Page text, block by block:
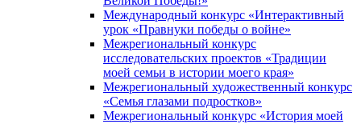
Международный конкурс «Интерактивный
урок «Правнуки победы о войне»
Межрегиональный конкурс
исследовательских проектов «Традиции
моей семьи в истории моего края»
Межрегиональный художественный конкурс
«Семья глазами подростков»
Межрегиональный конкурс «История моей